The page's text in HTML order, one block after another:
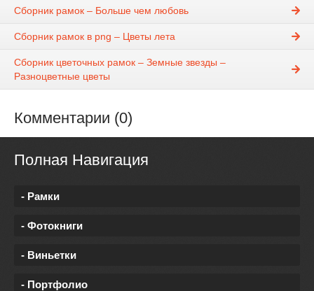
Сборник рамок – Больше чем любовь
Сборник рамок в png – Цветы лета
Сборник цветочных рамок – Земные звезды –
Разноцветные цветы
Комментарии (0)
Полная Навигация
- Рамки
- Фотокниги
- Виньетки
- Портфолио